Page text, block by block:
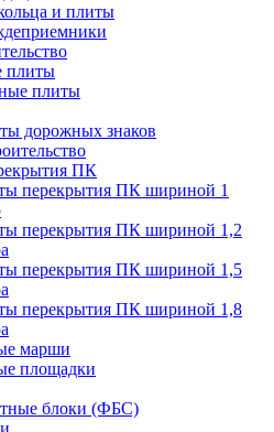
и плиты
плиты
плиты
дорожных знаков
ПК
перекрытия ПК шириной 1
перекрытия ПК шириной 1,2
перекрытия ПК шириной 1,5
перекрытия ПК шириной 1,8
марши
площадки
блоки (ФБС)